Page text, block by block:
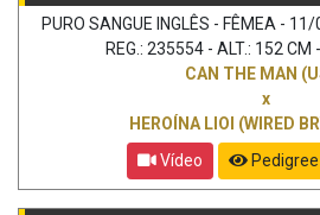
PURO SANGUE INGLÊS - FÊMEA -
REG.: 235554 - ALT.: 152 CM
CAN THE MAN
x
HEROÍNA LIOI (WIRED
Vídeo